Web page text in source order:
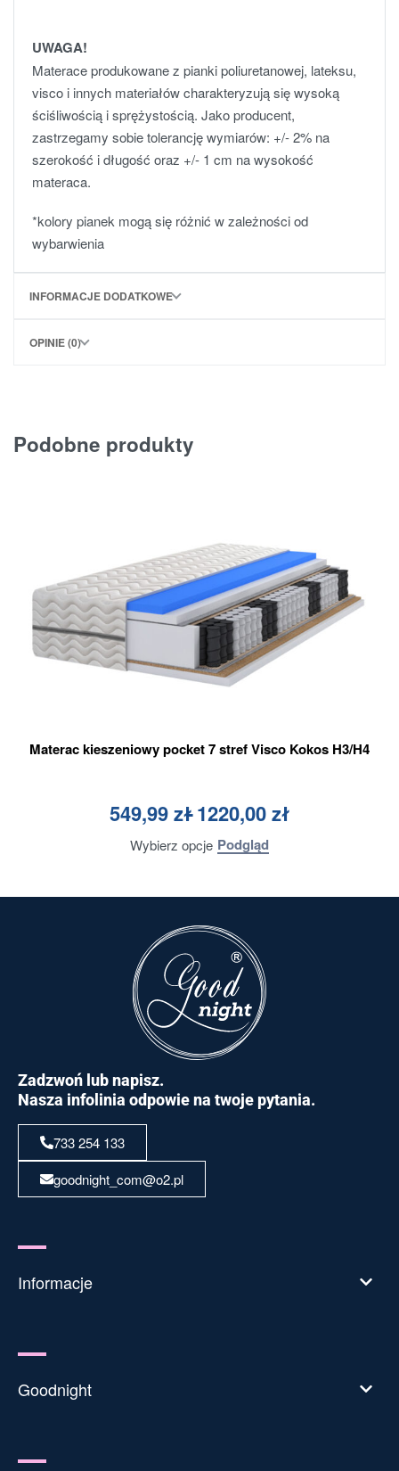
UWAGA!
Materace produkowane z pianki poliuretanowej, lateksu,
visco i innych materiałów charakteryzują się wysoką
ściśliwością i sprężystością. Jako producent,
zastrzegamy sobie tolerancję wymiarów: +/- 2% na
szerokość i długość oraz +/- 1 cm na wysokość
materaca.
*kolory pianek mogą się różnić w zależności od
wybarwienia
INFORMACJE DODATKOWE
OPINIE (0)
Podobne produkty
Materac kieszeniowy pocket 7 stref Visco Kokos H3/H4
549,99zł 1220,00zł
Wybierz opcje Podgląd
Zadzwoń lub napisz.
Nasza infolinia odpowie na twoje pytania.
733 254 133
goodnight_com@o2.pl
Informacje
Goodnight